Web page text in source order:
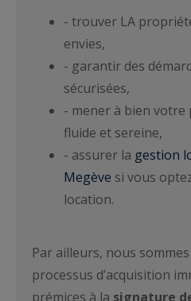
- trouver LA
envies,
- garantir des
sécurisées,
- mener à bien votre
fluide et sereine,
- assurer la gestion
Megève si vous
location.
Par ailleurs, nous
processus d’acquisition
prémices à la signature